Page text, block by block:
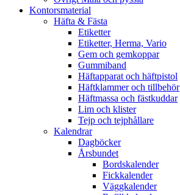
Kontorsmaterial
Häfta & Fästa
Etiketter
Etiketter, Herma, Vario
Gem och gemkoppar
Gummiband
Häftapparat och häftpistol
Häftklammer och tillbehör
Häftmassa och fästkuddar
Lim och klister
Tejp och tejphållare
Kalendrar
Dagböcker
Årsbundet
Bordskalender
Fickkalender
Väggkalender